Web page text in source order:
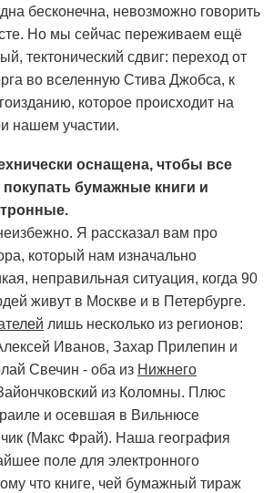
бесконечна, невозможно говорить
Но мы сейчас переживаем ещё
тектонический сдвиг: переход от
во вселенную Стива Джобса, к
которое происходит на
нашем участии.
оснащена, чтобы все
покупать бумажные книги и
Я рассказал вам про
который нам изначально
неправильная ситуация, когда 90
живут в Москве и в Петербурге.
лишь несколько из регионов:
Иванов, Захар Прилепин и
Свечин - оба из Нижнего
из Коломны. Плюс
и осевшая в Вильнюсе
(Макс Фрай). Наша география
поле для электронного
что книге, чей бумажный тираж